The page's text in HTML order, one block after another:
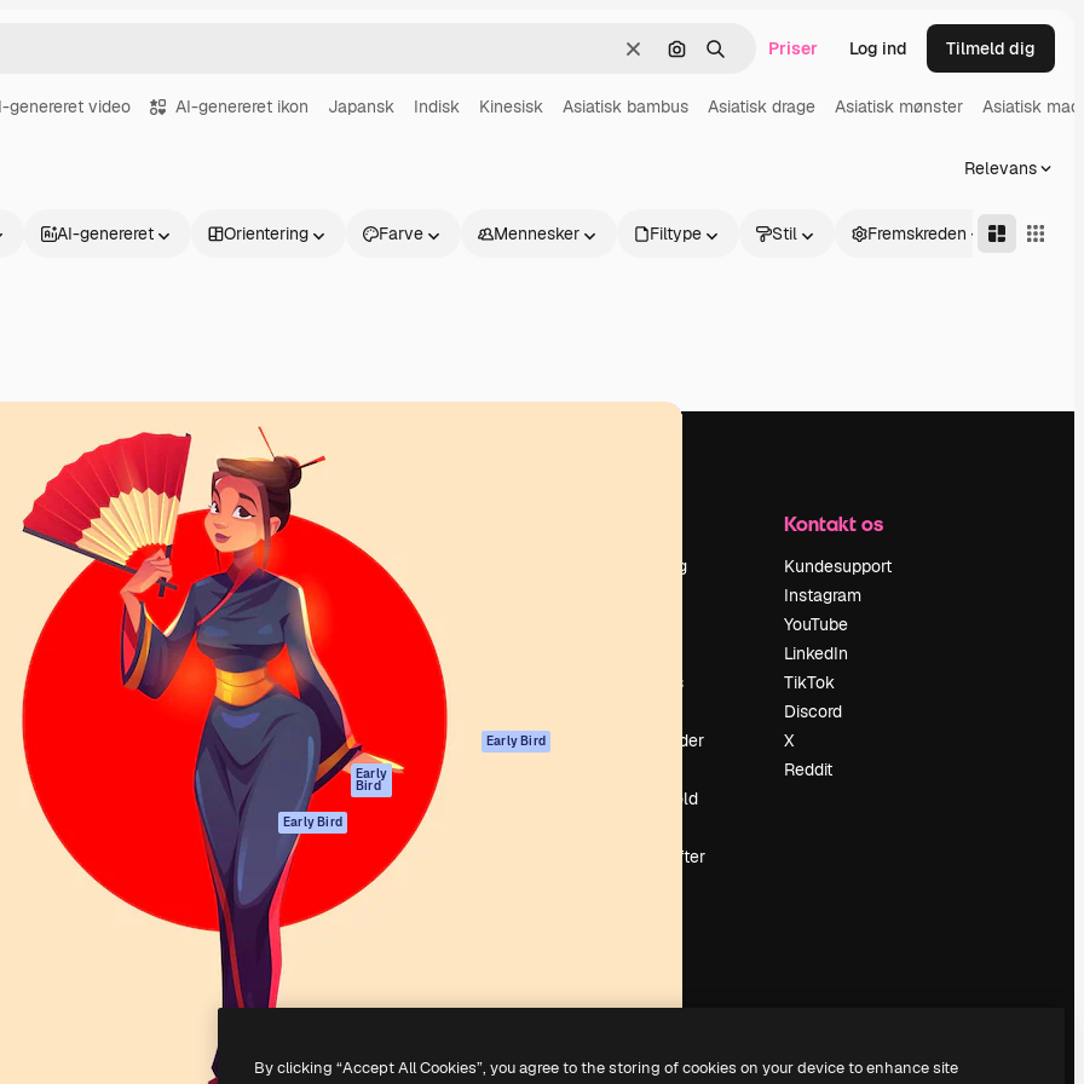
Klar Søg efter billede
Søge Priser Log ind Tilmeld dig
genereret video AI-genereret ikon Japansk Indisk Kinesisk Asiatisk bambus Asiatisk drage Asiatisk mønster Asiatisk mad
Relevans
AI-genereret Orientering Farve Mennesker Filtype Stil Fremskreden
til at skabe dit bedste
million abonnenter – fra
til bureauer og
Produkter
Spaces
AI-assistent
AI-billedgenerator
AI-videogenerator
AI-
stemmegenerator
Stockindhold
MCP til
Claude/ChatGPT
Early
Bird
Agenter Early Bird
API
Mobilapp
Alle Magnific
værktøjer
Academy
Dokumentation
Support
Vilkår for brug
Privatlivspolitik
Originaler
Early Bird
Cookies politik
Tillidscenter
Partnere
Prissætning
Søgetrends
Begivenheder
Sælg indhold
Leder du efter
Kontakt os
Kundesupport
Instagram
YouTube
LinkedIn
TikTok
Discord
X
Reddit
Alle rettigheder forbeholdes.
By clicking “Accept All Cookies”, you agree to the storing of cookies on your device to enhance site